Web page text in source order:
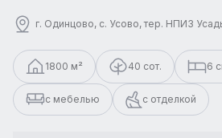
г. Одинцово, с. Усово, тер. НПИЗ
1800 м² 40 сот. 6
с мебелью с отделкой